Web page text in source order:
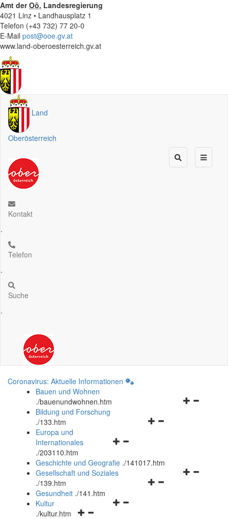
Amt derOö. Landesregierung
4021 Linz • Landhausplatz 1
Telefon (+43 732) 77 20-0
E-Mail post@ooe.gv.at
www.land-oberoesterreich.gv.at
Land
Oberösterreich
Kontakt
.
Telefon
.
Suche
.
Coronavirus: Aktuelle Informationen
Bauen und Wohnen
./bauenundwohnen.htm
Navigationsmenü
Bildung und Forschung
./133.htm
Navigationsmenü
und
schließen
Europa und
Internationales
./203110.htm
Geschichte und Geografie ./141017.htm
Navigationsmenü
Gesellschaft und Soziales
./139.htm
Navigationsmenü
Gesundheit ./141.htm
Navigationsmenü
Kultur
./kultur.htm